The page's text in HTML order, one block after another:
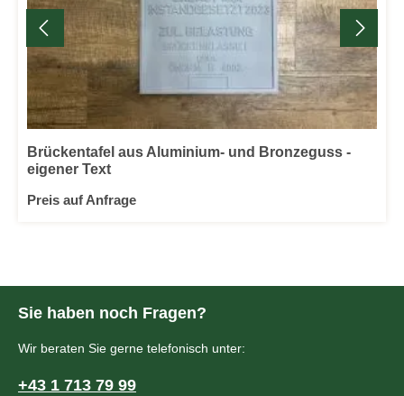
Brückentafel aus Aluminium- und Bronzeguss -
eigener Text
Preis auf Anfrage
Sie haben noch Fragen?
Wir beraten Sie gerne telefonisch unter:
+43 1 713 79 99